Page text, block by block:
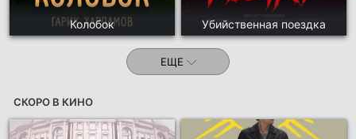
Колобок Убийственная поездка
ЕЩЕ
СКОРО В КИНО